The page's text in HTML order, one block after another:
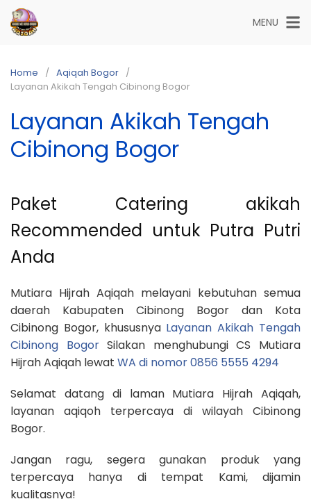
Skip
to
MENU
Home
Aqiqah Bogor
Layanan Akikah Tengah Cibinong Bogor
Layanan Akikah Tengah
Cibinong Bogor
Paket Catering akikah
Recommended untuk Putra Putri
Anda
Mutiara Hijrah Aqiqah melayani kebutuhan semua
daerah Kabupaten Cibinong Bogor dan Kota
Cibinong Bogor, khususnya Layanan Akikah Tengah
Cibinong BogorSilakan menghubungi CS Mutiara
Hijrah Aqiqah lewat WA di nomor 0856 5555 4294
Selamat datang di laman Mutiara Hijrah Aqiqah,
layanan aqiqoh terpercaya di wilayah Cibinong
Bogor.
Jangan ragu, segera gunakan produk yang
terpercaya hanya di tempat Kami, dijamin
kualitasnya!